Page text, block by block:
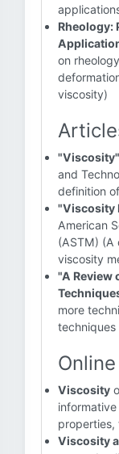
Rheology:
on
viscosity)
"Viscosity"
and
definition
"Viscosity
American
(ASTM) (A
viscosity
"A Review
more
Viscosity
properties,
Viscosity